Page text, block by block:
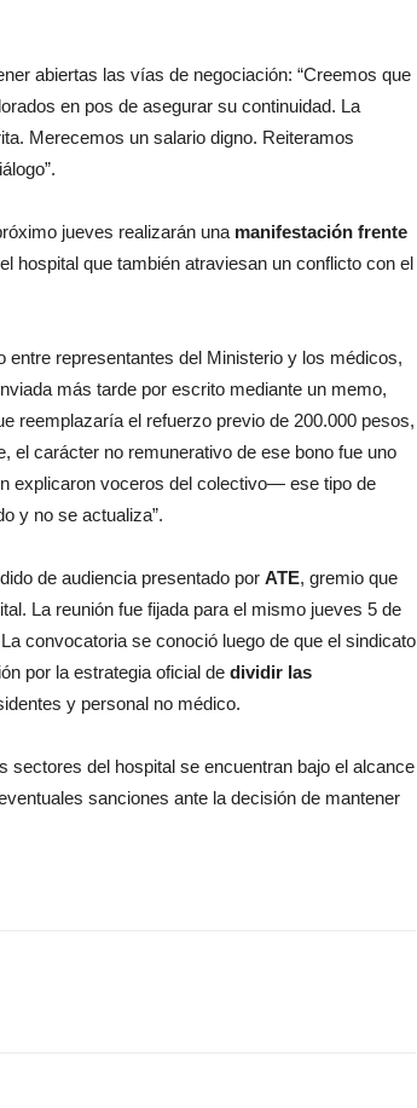
abiertas las vías de negociación: “Creemos que
en pos de asegurar su continuidad. La
Merecemos un salario digno. Reiteramos
jueves realizarán una manifestación frente
hospital que también atraviesan un conflicto con el
entre representantes del Ministerio y los médicos,
más tarde por escrito mediante un memo,
reemplazaría el refuerzo previo de 200.000 pesos,
el carácter no remunerativo de ese bono fue uno
explicaron voceros del colectivo— ese tipo de
y no se actualiza”.
de audiencia presentado por ATE, gremio que
La reunión fue fijada para el mismo jueves 5 de
convocatoria se conoció luego de que el sindicato
por la estrategia oficial de dividir las
y personal no médico.
sectores del hospital se encuentran bajo el alcance
sanciones ante la decisión de mantener